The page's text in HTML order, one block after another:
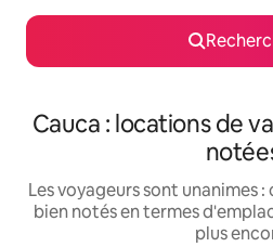
Cauca : locations de
Les voyageurs sont unanimes
bien notés en termes
plus